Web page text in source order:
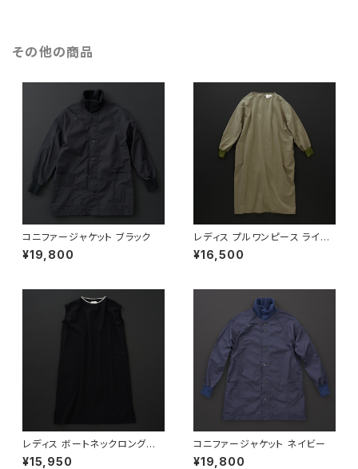
その他の商品
コニファージャケット ブラック
¥19,800
レディス プルワンピース ライト
カーキ
¥16,500
レディス ボートネックロングワ
ンピース ノースリーブ 黒×灰
¥15,950
コニファージャケット ネイビー
¥19,800